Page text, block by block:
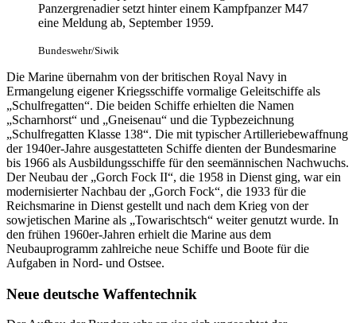
Panzergrenadier setzt hinter einem Kampfpanzer M47
eine Meldung ab, September 1959.
Bundeswehr/Siwik
Die Marine übernahm von der britischen Royal Navy in
Ermangelung eigener Kriegsschiffe vormalige Geleitschiffe als
„Schulfregatten“. Die beiden Schiffe erhielten die Namen
„Scharnhorst“ und „Gneisenau“ und die Typbezeichnung
„Schulfregatten Klasse 138“. Die mit typischer Artilleriebewaffnung
der 1940er-Jahre ausgestatteten Schiffe dienten der Bundesmarine
bis 1966 als Ausbildungsschiffe für den seemännischen Nachwuchs.
Der Neubau der „Gorch Fock II“, die 1958 in Dienst ging, warein
modernisierter Nachbau der „Gorch Fock“, die 1933 für die
Reichsmarine in Dienst gestellt und nach dem Krieg von der
sowjetischen Marine als „Towarischtsch“ weiter genutzt wurde. In
den frühen 1960er-Jahren erhielt die Marine aus dem
Neubauprogramm zahlreiche neue Schiffe und Boote für die
Aufgaben in Nord- und Ostsee.
Neue deutsche Waffentechnik